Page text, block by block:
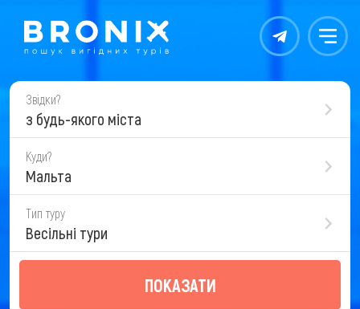
Контакты Меню
Звідки?
з будь-якого міста
Куди?
Мальта
Тип туру
Весільні тури
ПОКАЗАТИ